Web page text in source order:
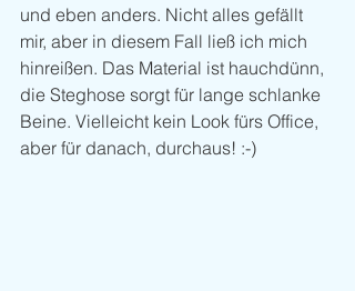
und eben anders. Nicht alles gefällt
mir, aber in diesem Fall ließ ich mich
hinreißen. Das Material ist hauchdünn,
die Steghose sorgt für lange schlanke
Beine. Vielleicht kein Look fürs Office,
aber für danach, durchaus! :-)